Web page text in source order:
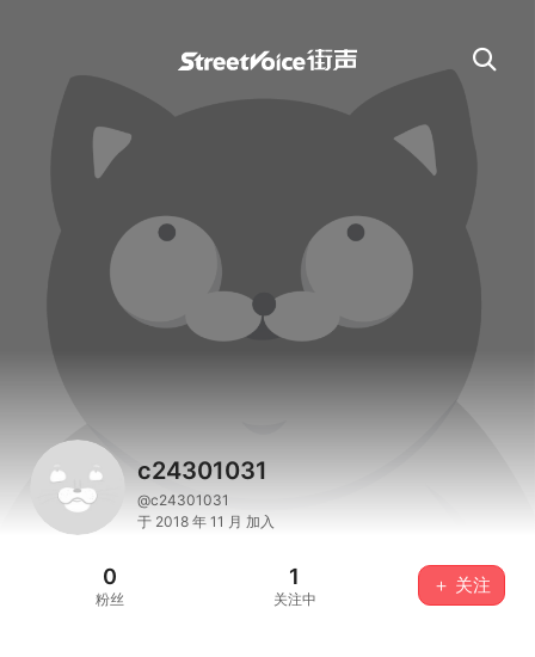
c24301031
@c24301031
于 2018 年 11 月 加入
0
粉丝
1
关注中
＋ 关注